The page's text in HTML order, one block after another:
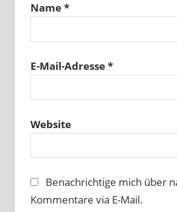
Name*
E-Mail-Adresse*
Website
Benachrichtige mich über
Kommentare via E-Mail.